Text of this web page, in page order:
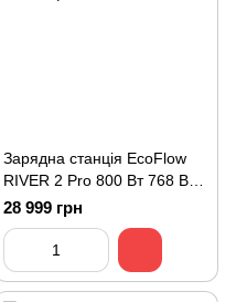
Зарядна станція EcoFlow
RIVER 2 Pro 800 Вт 768 Вт/
год LiFePO4 (RIVER2PRO)
28 999 грн